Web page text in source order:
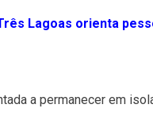
Lagoas orienta
a permanecer em